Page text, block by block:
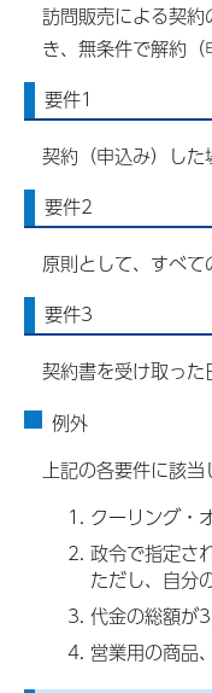
訪問販売による契
き、無条件で解約（
要件1
契約（申込み）した
要件2
原則として、すべて
要件3
契約書を受け取っ
例外
上記の各要件に該
クーリング・
政令で指定さ
ただし、自分
代金の総額が
営業用の商品